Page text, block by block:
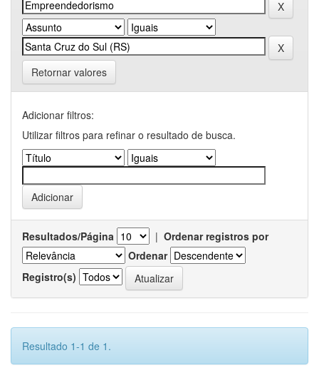
Retornar valores
Adicionar filtros:
Utilizar filtros para refinar o resultado de busca.
Resultados/Página | Ordenar registros por
Ordenar
Registro(s)
Resultado 1-1 de 1.